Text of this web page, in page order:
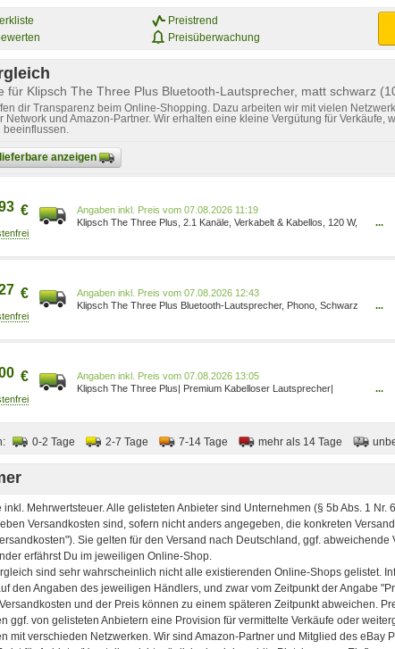
Preistrend
Preisüberwachung
für Klipsch The Three Plus Bluetooth-Lautsprecher, matt schwarz
dir Transparenz beim Online-Shopping. Dazu arbeiten wir mit vielen
Network und Amazon-Partner. Wir erhalten eine kleine Vergütung für Verkäufe,
beeinflussen.
anzeigen
€
Preis vom 07.08.2026 11:19
Klipsch The Three Plus, 2.1 Kanäle, Verkabelt & Kabellos, 120 W,
...
€
Preis vom 07.08.2026 12:43
Klipsch The Three Plus Bluetooth-Lautsprecher, Phono, Schwarz
...
€
Preis vom 07.08.2026 13:05
Klipsch The Three Plus| Premium Kabelloser Lautsprecher|
...
0-2 Tage 2-7 Tage 7-14 Tage mehr als 14 Tage